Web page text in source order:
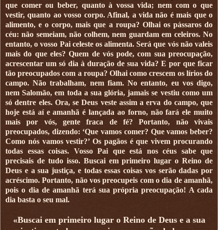
que comer ou beber, quanto à vossa vida; nem com o que
vestir, quanto ao vosso corpo. Afinal, a vida não é mais que o
alimento, e o corpo, mais que a roupa? Olhai os pássaros do
céu: não semeiam, não colhem, nem guardam em celeiros. No
entanto, o vosso Pai celeste os alimenta. Será que vós não valeis
mais do que eles? Quem de vós pode, com sua preocupação,
acrescentar um só dia à duração de sua vida? E por que ficar
tão preocupados com a roupa? Olhai como crescem os lírios do
campo. Não trabalham, nem fiam. No entanto, eu vos digo,
nem Salomão, em toda a sua glória, jamais se vestiu como um
só dentre eles. Ora, se Deus veste assim a erva do campo, que
hoje está aí e amanhã é lançada ao forno, não fará ele muito
mais por vós, gente fraca de fé? Portanto, não vivais
preocupados, dizendo: ‘Que vamos comer? Que vamos beber?
Como nós vamos vestir?’ Os pagãos é que vivem procurando
todas essas coisas. Vosso Pai que está nos céus sabe que
precisais de tudo isso. Buscai em primeiro lugar o Reino de
Deus e a sua justiça, e todas essas coisas vos serão dadas por
acréscimo. Portanto, não vos preocupeis com o dia de amanhã,
pois o dia de amanhã terá sua própria preocupação! A cada
dia basta o seu mal.
«Buscai em primeiro lugar o Reino de Deus e a sua